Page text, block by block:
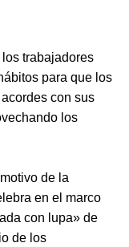
trabajadores
para que los
con sus
los
de la
en el marco
con lupa» de
de los